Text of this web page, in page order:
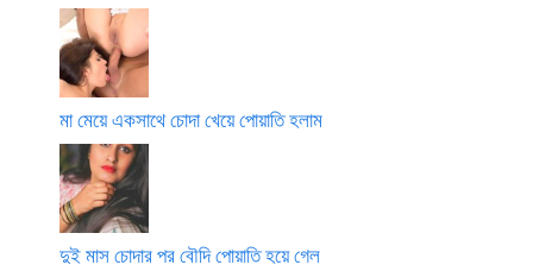
মা মেয়ে একসাথে চোদা খেয়ে পোয়াতি হলাম
দুই মাস চোদার পর বৌদি পোয়াতি হয়ে গেল